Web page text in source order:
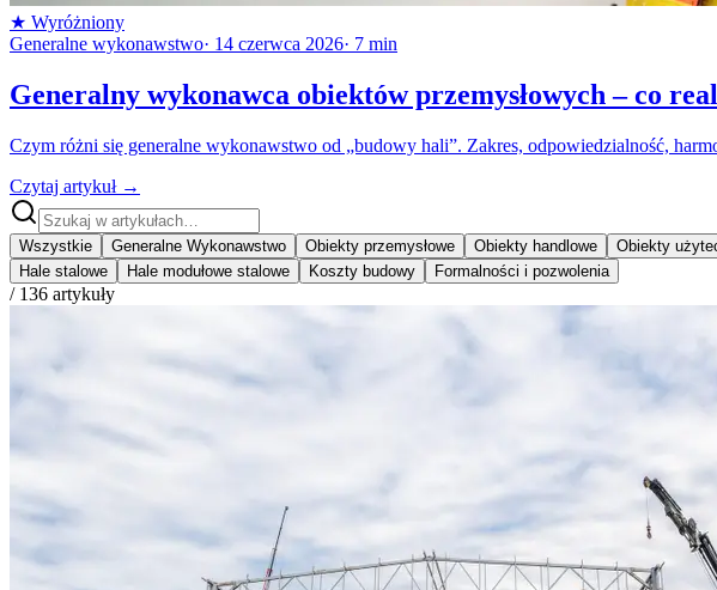
★ Wyróżniony
Generalne wykonawstwo· 14 czerwca 2026· 7 min
Generalny wykonawca obiektów przemysłowych – co
Czym różni się generalne wykonawstwo od „budowy hali”. Zakres, odpowiedzialność,
Czytaj artykuł →
Wszystkie Generalne Wykonawstwo Obiekty przemysłowe Obiekty handlowe Obiekty
Hale stalowe
Hale modułowe stalowe Koszty budowy Formalności i pozwolenia
/ 136 artykuły